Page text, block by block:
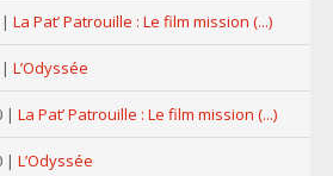
La Pat’ Patrouille : Le film mission (...)
L’Odyssée
| La Pat’ Patrouille : Le film mission (...)
| L’Odyssée